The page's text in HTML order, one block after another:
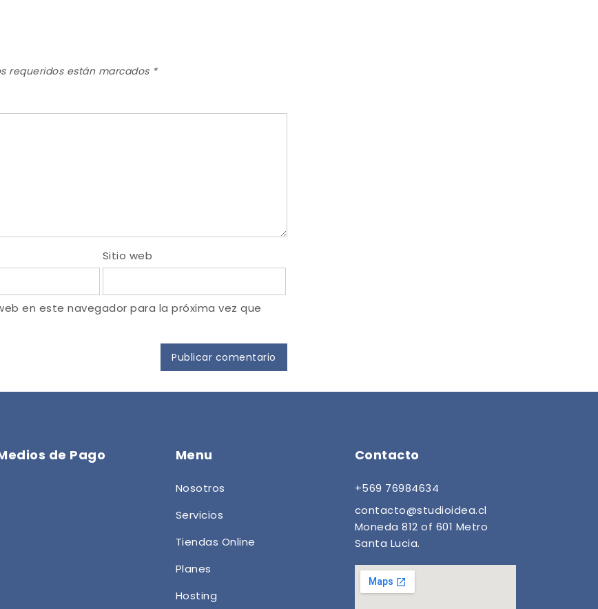
requeridos están marcados *
Sitio web
en este navegador para la próxima vez que
de Pago Menu
Nosotros
Servicios
Tiendas Online
Planes
Hosting
Contacto
+569 76984634
contacto@studioidea.cl
Moneda 812 of 601 Metro
Santa Lucia.